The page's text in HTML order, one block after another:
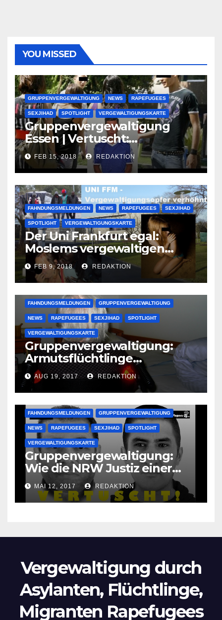
YOU MISSED
GRUPPENVERGEWALTIGUNG NEWS RAPEFUGEES
SEXJIHAD SPOTLIGHT VERGEWALTIGUNGSKARTE
Gruppenvergewaltigung
Essen | Vertuscht:
Lauenburger Gang ist ein
großer Muslimclan
FEB 15, 2018 REDAKTION
FAHNDUNGSMELDUNGEN NEWS RAPEFUGEES SEXJIHAD
SPOTLIGHT VERGEWALTIGUNGSKARTE
Der Uni Frankfurt egal:
Moslems vergewaltigen
deutsche Studentinnen auf
Uni-Campus
FEB 9, 2018 REDAKTION
FAHNDUNGSMELDUNGEN GRUPPENVERGEWALTIGUNG
NEWS RAPEFUGEES SEXJIHAD SPOTLIGHT
VERGEWALTIGUNGSKARTE
Gruppenvergewaltigung:
Armutsflüchtlinge
vergewaltigen bettlägerige
Oma im Schlaf
krankenhausreif
AUG 19, 2017 REDAKTION
FAHNDUNGSMELDUNGEN GRUPPENVERGEWALTIGUNG
NEWS RAPEFUGEES SEXJIHAD SPOTLIGHT
VERGEWALTIGUNGSKARTE
Gruppenvergewaltigung:
Wie die NRW Justiz einer
Lokalzeitung verbietet diese
Bilder zu veröffentlichen
MAI 12, 2017 REDAKTION
Vergewaltigung durch
Asylanten, Flüchtlinge,
Migranten Rapefugees